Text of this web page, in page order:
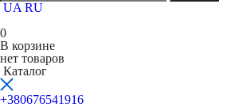
UA RU
0
В корзине
нет товаров
Каталог
+380676541916